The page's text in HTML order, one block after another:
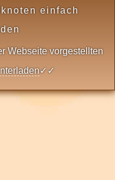
einfach
Webseite vorgestellten
✓✓